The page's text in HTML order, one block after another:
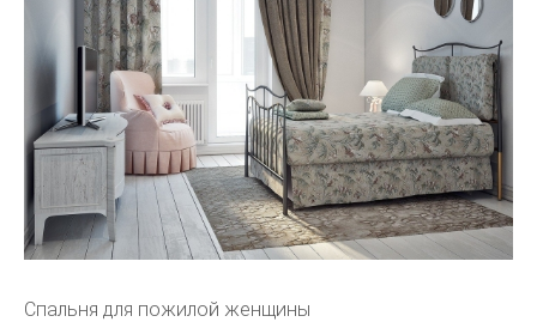
Спальня для пожилой женщины